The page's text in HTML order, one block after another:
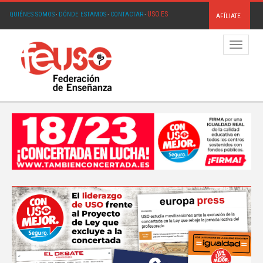
QUIÉNES SOMOS· DÓNDE ESTAMOS· CONTACTAR· USO.ES AFÍLIATE
Menú